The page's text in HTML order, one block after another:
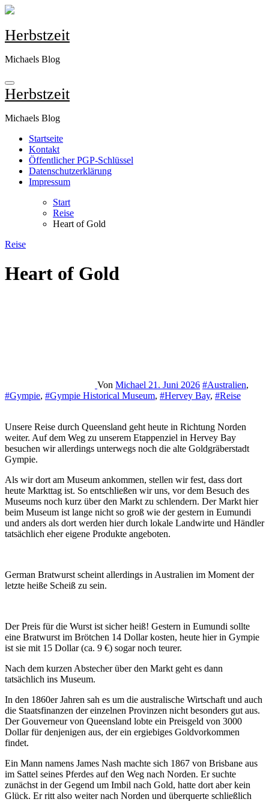
Zum
springen
Herbstzeit
Michaels Blog
Herbstzeit
Michaels Blog
Startseite
Kontakt
Öffentlicher PGP-Schlüssel
Datenschutzerklärung
Impressum
Start
Reise
Heart of Gold
Reise
Heart of Gold
Von Michael 21. Juni 2026 #Australien,
#Gympie, #Gympie Historical Museum, #Hervey Bay, #Reise
Unsere Reise durch Queensland geht heute in Richtung Norden
weiter. Auf dem Weg zu unserem Etappenziel in Hervey Bay
besuchen wir allerdings unterwegs noch die alte Goldgräberstadt
Gympie.
Als wir dort am Museum ankommen, stellen wir fest, dass dort
heute Markttag ist. So entschließen wir uns, vor dem Besuch des
Museums noch kurz über den Markt zu schlendern. Der Markt hier
beim Museum ist lange nicht so groß wie der gestern in Eumundi
und anders als dort werden hier durch lokale Landwirte und Händler
tatsächlich eher eigene Produkte angeboten.
German Bratwurst scheint allerdings in Australien im Moment der
letzte heiße Scheiß zu sein.
Der Preis für die Wurst ist sicher heiß! Gestern in Eumundi sollte
eine Bratwurst im Brötchen 14 Dollar kosten, heute hier in Gympie
ist sie mit 15 Dollar (ca. 9 €) sogar noch teurer.
Nach dem kurzen Abstecher über den Markt geht es dann
tatsächlich ins Museum.
In den 1860er Jahren sah es um die australische Wirtschaft und auch
die Staatsfinanzen der einzelnen Provinzen nicht besonders gut aus.
Der Gouverneur von Queensland lobte ein Preisgeld von 3000
Dollar für denjenigen aus, der ein ergiebiges Goldvorkommen
findet.
Ein Mann namens James Nash machte sich 1867 von Brisbane aus
im Sattel seines Pferdes auf den Weg nach Norden. Er suchte
zunächst in der Gegend um Imbil nach Gold, hatte dort aber kein
Glück. Er ritt also weiter nach Norden und überquerte schließlich